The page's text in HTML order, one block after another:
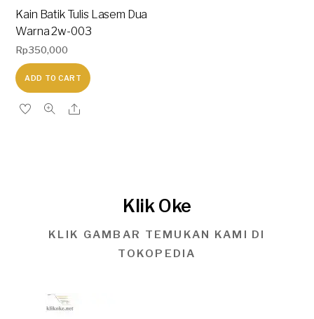
Kain Batik Tulis Lasem Dua
Warna 2w-003
Rp350,000
ADD TO CART
Klik Oke
KLIK GAMBAR TEMUKAN KAMI DI
TOKOPEDIA